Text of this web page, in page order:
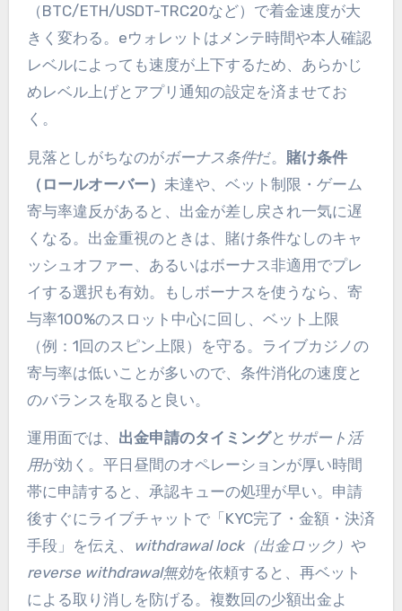
（BTC/ETH/USDT-TRC20など）で着金速度が大
きく変わる。eウォレットはメンテ時間や本人確認
レベルによっても速度が上下するため、あらかじ
めレベル上げとアプリ通知の設定を済ませてお
く。
見落としがちなのがボーナス条件だ。 賭け条件
（ロールオーバー） 未達や、ベット制限・ゲーム
寄与率違反があると、出金が差し戻され一気に遅
くなる。出金重視のときは、賭け条件なしのキャ
ッシュオファー、あるいはボーナス非適用でプレ
イする選択も有効。もしボーナスを使うなら、寄
与率100%のスロット中心に回し、ベット上限
（例：1回のスピン上限）を守る。ライブカジノの
寄与率は低いことが多いので、条件消化の速度と
のバランスを取ると良い。
運用面では、 出金申請のタイミングと サポート活
用が効く。平日昼間のオペレーションが厚い時間
帯に申請すると、承認キューの処理が早い。申請
後すぐにライブチャットで「KYC完了・金額・決済
手段」を伝え、
withdrawal lock（出金ロック） や
reverse withdrawal無効を依頼すると、再ベット
による取り消しを防げる。複数回の少額出金よ